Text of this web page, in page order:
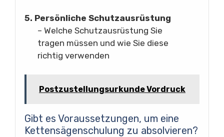
5. Persönliche Schutzausrüstung
– Welche Schutzausrüstung Sie
tragen müssen und wie Sie diese
richtig verwenden
Postzustellungsurkunde Vordruck
Gibt es Voraussetzungen, um eine
Kettensägenschulung zu absolvieren?